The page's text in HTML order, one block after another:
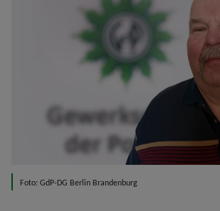
Foto: GdP-DG Berlin Brandenburg